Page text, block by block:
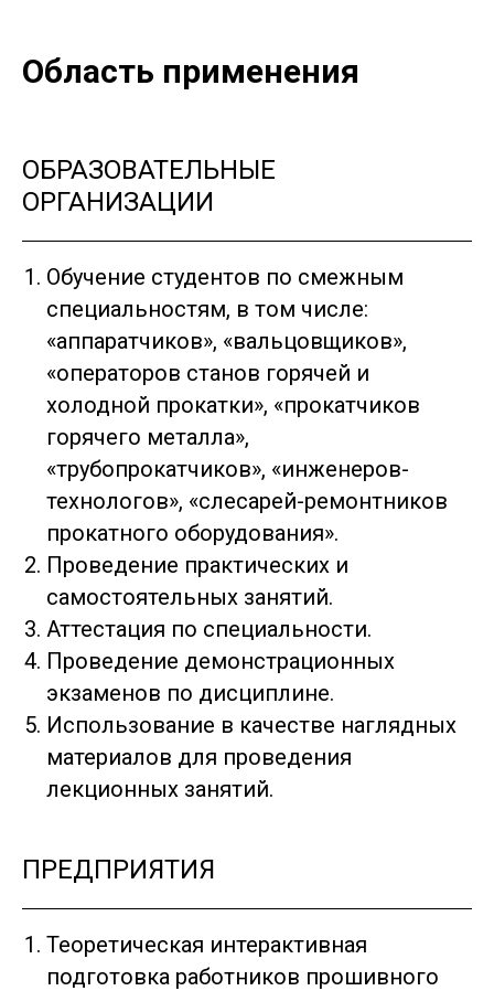
Область применения
ОБРАЗОВАТЕЛЬНЫЕ
ОРГАНИЗАЦИИ
Обучение студентов по смежным
специальностям, в том числе:
«аппаратчиков», «вальцовщиков»,
«операторов станов горячей и
холодной прокатки», «прокатчиков
горячего металла»,
«трубопрокатчиков», «инженеров-
технологов», «слесарей-ремонтников
прокатного оборудования».
Проведение практических и
самостоятельных занятий.
Аттестация по специальности.
Проведение демонстрационных
экзаменов по дисциплине.
Использование в качестве наглядных
материалов для проведения
лекционных занятий.
ПРЕДПРИЯТИЯ
Теоретическая интерактивная
подготовка работников прошивного